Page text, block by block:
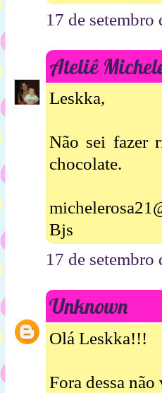
17 de setembro
Ateliê
Leskka,
Não sei fazer
chocolate.
Bjs
17 de setembro
Unknown
Olá Leskka!!!
Fora dessa